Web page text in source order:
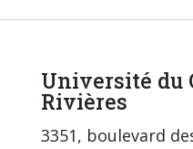
Université du
Rivières
3351, boulevard